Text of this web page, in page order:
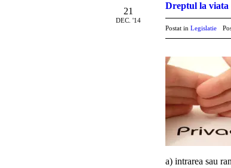
21
DEC. '14
Dreptul la viata
Postat in Legislatie
a) intrarea sau